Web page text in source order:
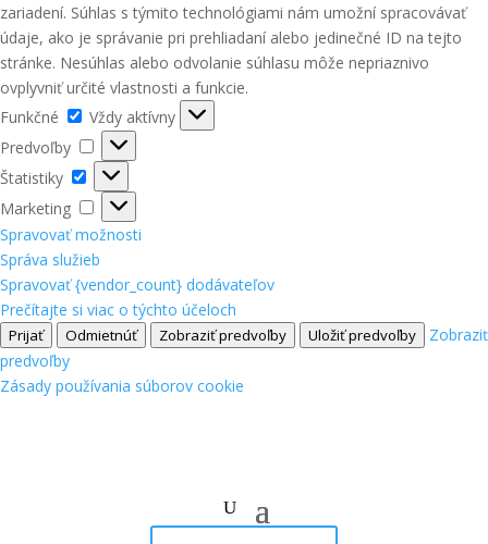
zariadení. Súhlas s týmito technológiami nám umožní spracovávať
údaje, ako je správanie pri prehliadaní alebo jedinečné ID na tejto
stránke. Nesúhlas alebo odvolanie súhlasu môže nepriaznivo
ovplyvniť určité vlastnosti a funkcie.
Funkčné
Funkčné
Vždy aktívny
Predvoľby
Predvoľby
Štatistiky
Štatistiky
Marketing
Marketing
Spravovať možnosti
Správa služieb
Spravovať {vendor_count} dodávateľov
Prečítajte si viac o týchto účeloch
Prijať Odmietnúť Zobraziť predvoľby Uložiť predvoľby
Zobraziť
predvoľby
Zásady používania súborov cookie